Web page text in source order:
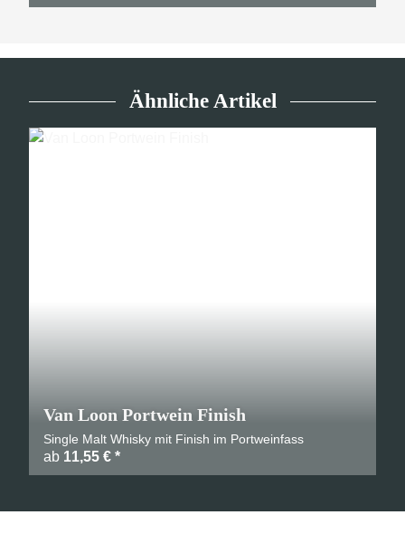
Ähnliche Artikel
Van Loon Portwein Finish
Single Malt Whisky mit Finish im Portweinfass
ab 11,55 € *